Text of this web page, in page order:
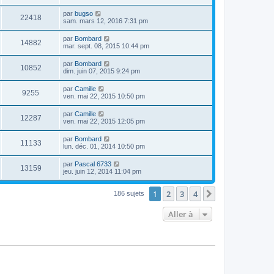
22418 par bugso
sam. mars 12, 2016 7:31 pm
14882 par Bombard
mar. sept. 08, 2015 10:44 pm
10852 par Bombard
dim. juin 07, 2015 9:24 pm
9255 par Camille
ven. mai 22, 2015 10:50 pm
12287 par Camille
ven. mai 22, 2015 12:05 pm
11133 par Bombard
lun. déc. 01, 2014 10:50 pm
13159 par Pascal 6733
jeu. juin 12, 2014 11:04 pm
186 sujets 1 2 3 4
Aller à